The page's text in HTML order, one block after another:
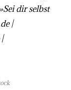
dir selbst
|